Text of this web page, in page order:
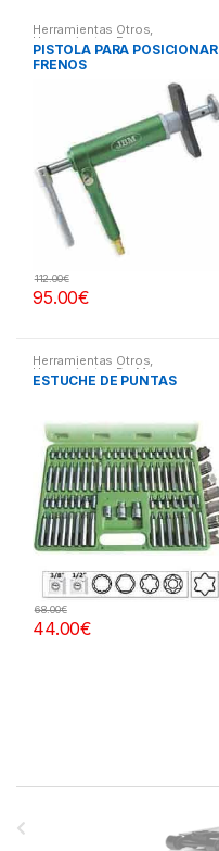
Herramientas Otros,
Herramientas Frenos y
Refrigeración
PISTOLA PARA POSICIONAR
FRENOS
95.00€
112.00€
Herramientas Otros,
Herramientas De Mano ,
Herramientas De Mano,
otros
ESTUCHE DE PUNTAS
44.00€
68.00€